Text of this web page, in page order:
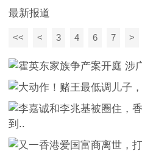
最新报道
<< < 3 4 6 7 >